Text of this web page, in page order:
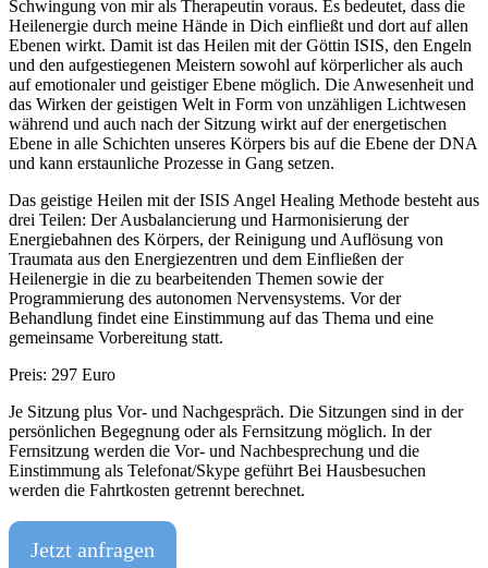
Schwingung von mir als Therapeutin voraus. Es bedeutet, dass die
Heilenergie durch meine Hände in Dich einfließt und dort auf allen
Ebenen wirkt. Damit ist das Heilen mit der Göttin ISIS, den Engeln
und den aufgestiegenen Meistern sowohl auf körperlicher als auch
auf emotionaler und geistiger Ebene möglich. Die Anwesenheit und
das Wirken der geistigen Welt in Form von unzähligen Lichtwesen
während und auch nach der Sitzung wirkt auf der energetischen
Ebene in alle Schichten unseres Körpers bis auf die Ebene der DNA
und kann erstaunliche Prozesse in Gang setzen.
Das geistige Heilen mit der ISIS Angel Healing Methode besteht aus
drei Teilen: Der Ausbalancierung und Harmonisierung der
Energiebahnen des Körpers, der Reinigung und Auflösung von
Traumata aus den Energiezentren und dem Einfließen der
Heilenergie in die zu bearbeitenden Themen sowie der
Programmierung des autonomen Nervensystems. Vor der
Behandlung findet eine Einstimmung auf das Thema und eine
gemeinsame Vorbereitung statt.
Preis: 297 Euro
Je Sitzung plus Vor- und Nachgespräch. Die Sitzungen sind in der
persönlichen Begegnung oder als Fernsitzung möglich. In der
Fernsitzung werden die Vor- und Nachbesprechung und die
Einstimmung als Telefonat/Skype geführt Bei Hausbesuchen
werden die Fahrtkosten getrennt berechnet.
Jetzt anfragen